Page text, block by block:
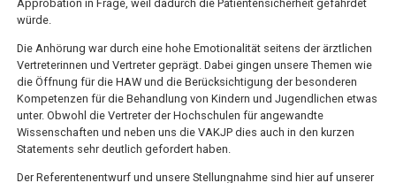
Approbation in Frage, weil dadurch die Patientensicherheit gefährdet
würde.
Die Anhörung war durch eine hohe Emotionalität seitens der ärztlichen
Vertreterinnen und Vertreter geprägt. Dabei gingen unsere Themen wie
die Öffnung für die HAW und die Berücksichtigung der besonderen
Kompetenzen für die Behandlung von Kindern und Jugendlichen etwas
unter. Obwohl die Vertreter der Hochschulen für angewandte
Wissenschaften und neben uns die VAKJP dies auch in den kurzen
Statements sehr deutlich gefordert haben.
Der Referentenentwurf und unsere Stellungnahme sind hier auf unserer